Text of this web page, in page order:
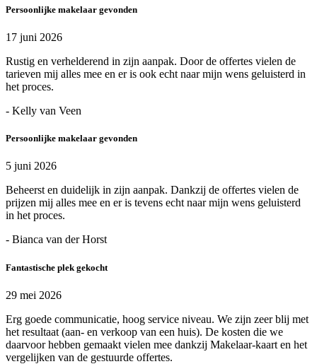
Persoonlijke makelaar gevonden
17 juni 2026
Rustig en verhelderend in zijn aanpak. Door de offertes vielen de
tarieven mij alles mee en er is ook echt naar mijn wens geluisterd in
het proces.
- Kelly van Veen
Persoonlijke makelaar gevonden
5 juni 2026
Beheerst en duidelijk in zijn aanpak. Dankzij de offertes vielen de
prijzen mij alles mee en er is tevens echt naar mijn wens geluisterd
in het proces.
- Bianca van der Horst
Fantastische plek gekocht
29 mei 2026
Erg goede communicatie, hoog service niveau. We zijn zeer blij met
het resultaat (aan- en verkoop van een huis). De kosten die we
daarvoor hebben gemaakt vielen mee dankzij Makelaar-kaart en het
vergelijken van de gestuurde offertes.